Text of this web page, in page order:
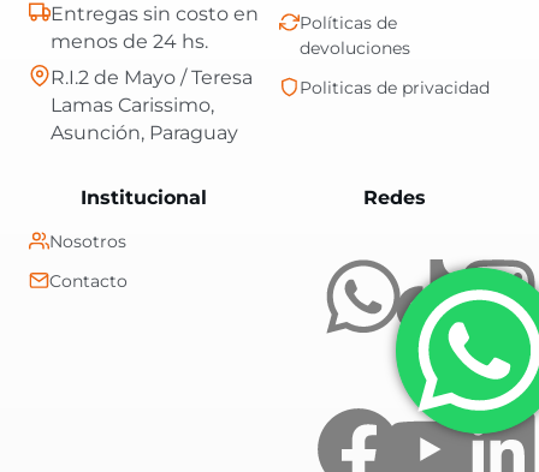
RedesCentral Shop es
Políticas de
devoluciones
Politicas de privacidad
Institucional
Nosotros
Contacto
Entregas sin costo en
menos de 24 hs.
R.I.2 de Mayo / Teresa
Lamas Carissimo,
Asunción, Paraguay